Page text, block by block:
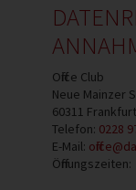
Office Club
Neue Mainzer
60311
Telefon: 0228
E-Mail:
Öffnungszeiten: